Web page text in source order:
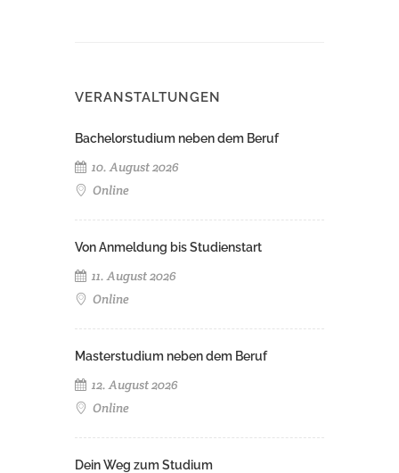
VERANSTALTUNGEN
Bachelorstudium neben dem Beruf
10. August 2026
Online
Von Anmeldung bis Studienstart
11. August 2026
Online
Masterstudium neben dem Beruf
12. August 2026
Online
Dein Weg zum Studium